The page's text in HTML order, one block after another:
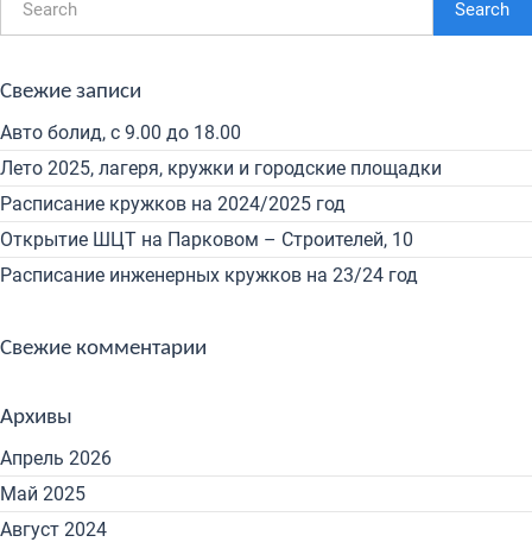
Search
Свежие записи
Авто болид, с 9.00 до 18.00
Лето 2025, лагеря, кружки и городские площадки
Расписание кружков на 2024/2025 год
Открытие ШЦТ на Парковом – Строителей, 10
Расписание инженерных кружков на 23/24 год
Свежие комментарии
Архивы
Апрель 2026
Май 2025
Август 2024